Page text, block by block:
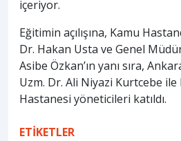
içeriyor.
Eğitimin açılışına, Kamu
Dr. Hakan Usta ve Genel Müdür
Asibe Özkan’ın yanı sıra,
Uzm. Dr. Ali Niyazi Kurtcebe
Hastanesi yöneticileri katıldı.
ETİKETLER